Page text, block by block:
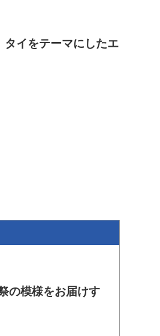
イをテーマにしたエ
の模様をお届けす